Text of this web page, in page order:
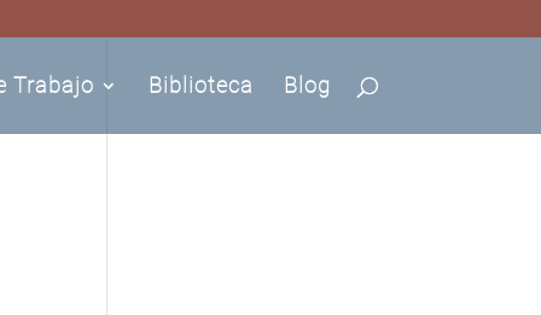
Trabajo Biblioteca Blog